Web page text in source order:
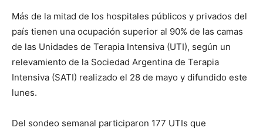
Más de la mitad de los hospitales públicos y privados del
país tienen una ocupación superior al 90% de las camas
de las Unidades de Terapia Intensiva (UTI), según un
relevamiento de la Sociedad Argentina de Terapia
Intensiva (SATI) realizado el 28 de mayo y difundido este
lunes.
Del sondeo semanal participaron 177 UTIs que